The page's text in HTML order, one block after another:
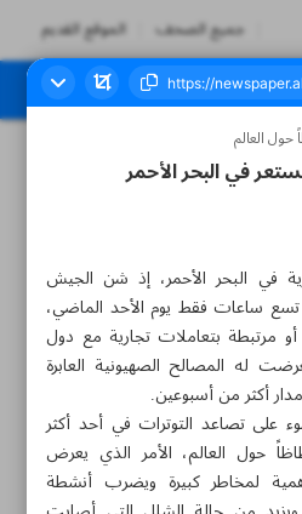
جميع الصحف الموقع القديم
وتسعون - ٠٦ ديسمبر ٢٠٢٣
العالم
في البحر الأحمر
في البحر الأحمر، إذ شن الجيش
تسع ساعات فقط يوم الأحد الماضي،
بتعاملات تجارية مع دول
له المصالح الصهيونية العابرة
أكثر من أسبوعين.
على تصاعد التوترات في أحد أكثر
حول العالم، الأمر الذي يعرض
لمخاطر كبيرة ويضرب أنشطة